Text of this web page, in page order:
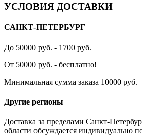
УСЛОВИЯ ДОСТАВКИ
САНКТ-ПЕТЕРБУРГ
До 50000 руб. - 1700 руб.
От 50000 руб. - бесплатно!
Минимальная сумма заказа 10000 руб.
Другие регионы
Доставка за пределами Санкт-
области обсуждается индивидуально